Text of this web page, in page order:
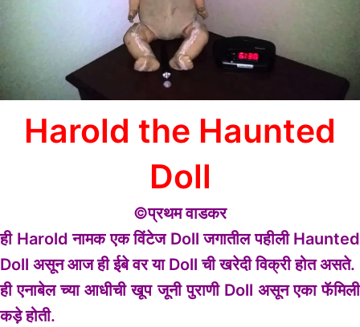
Harold the Haunted
Doll
©प्रथम वाडकर
ही Harold नामक एक विंटेज Doll जगातील पहीली Haunted
Doll असून आज ही ईबे वर या Doll ची खरेदी विक्री होत असते.
ही एनाबेल च्या आधीची खूप जूनी पुराणी Doll असून एका फॅमिली
कड़े होती.